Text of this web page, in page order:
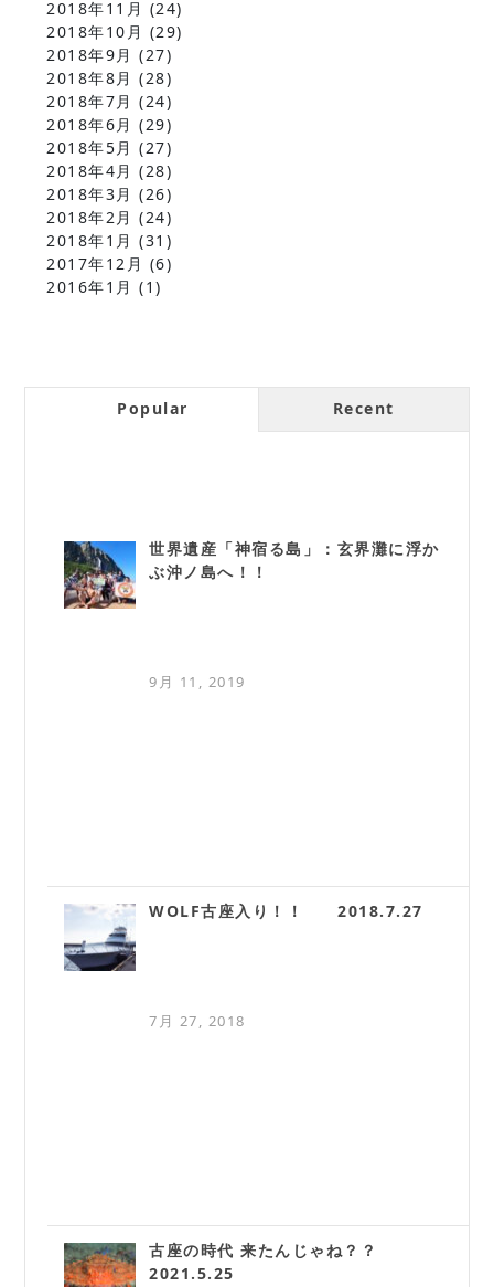
2018年11月 (24)
2018年10月 (29)
2018年9月 (27)
2018年8月 (28)
2018年7月 (24)
2018年6月 (29)
2018年5月 (27)
2018年4月 (28)
2018年3月 (26)
2018年2月 (24)
2018年1月 (31)
2017年12月 (6)
2016年1月 (1)
Popular Recent
世界遺産「神宿る島」：玄界灘に浮か
ぶ沖ノ島へ！！
9月 11, 2019
WOLF古座入り！！ 2018.7.27
7月 27, 2018
古座の時代 来たんじゃね？？
2021.5.25